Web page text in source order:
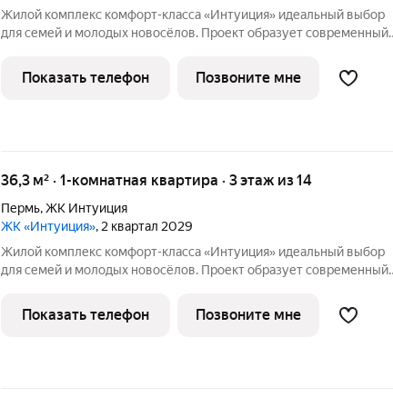
Жилой комплекс комфорт-класса «Интуиция» идеальный выбор
для семей и молодых новосёлов. Проект образует современный
Беляева - Одоевского. Новый жилой комплекс гармонично вписан
в сложившуюся
Показать телефон Позвоните мне
36,3 м² · 1-комнатная квартира · 3 этаж из 14
Пермь,ЖК Интуиция
ЖК «Интуиция», 2 квартал 2029
Жилой комплекс комфорт-класса «Интуиция» идеальный выбор
для семей и молодых новосёлов. Проект образует современный
Беляева - Одоевского. Новый жилой комплекс гармонично вписан
в сложившуюся
Показать телефон Позвоните мне